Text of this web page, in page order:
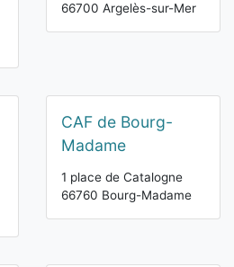
66700 Argelès-sur-Mer
CAF de Bourg-
Madame
1 place de Catalogne
66760 Bourg-Madame